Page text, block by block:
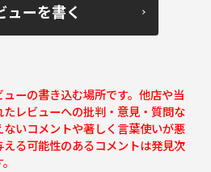
ューを書く
ーの書き込む場所です。他店や当
レビューへの批判・意見・質問な
いコメントや著しく言葉使いが悪
る可能性のあるコメントは発見次